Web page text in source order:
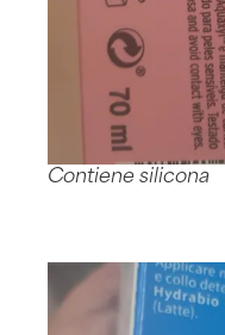
Contiene silicona